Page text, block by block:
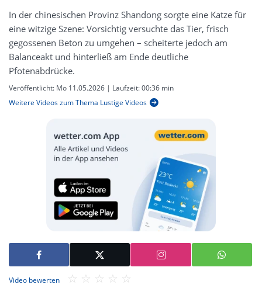
In der chinesischen Provinz Shandong sorgte eine Katze für
eine witzige Szene: Vorsichtig versuchte das Tier, frisch
gegossenen Beton zu umgehen – scheiterte jedoch am
Balanceakt und hinterließ am Ende deutliche
Pfotenabdrücke.
Veröffentlicht: Mo 11.05.2026 | Laufzeit:00:36 min
Weitere Videos zum Thema Lustige Videos
Video bewerten